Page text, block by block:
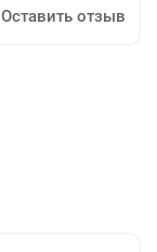
Оставить отзыв